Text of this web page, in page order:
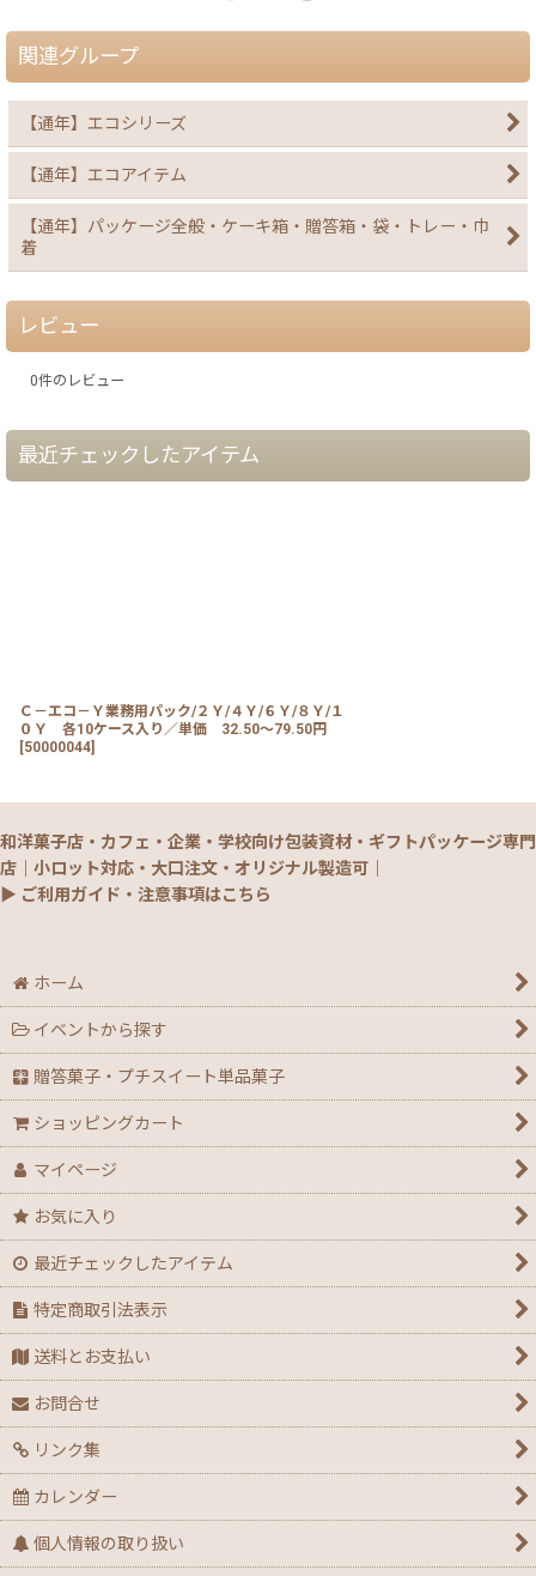
関連グループ
【通年】エコシリーズ
【通年】エコアイテム
【通年】パッケージ全般・ケーキ箱・贈答箱・袋・トレー・巾
着
レビュー
0件のレビュー
最近チェックしたアイテム
Ｃ－エコ－Ｙ業務用パック/２Ｙ/４Ｙ/６Ｙ/８Ｙ/１
０Ｙ 各10ケース入り／単価 32.50〜79.50円
[50000044]
和洋菓子店・カフェ・企業・学校向け包装資材・ギフトパッケージ専門
店｜小ロット対応・大口注文・オリジナル製造可｜
▶ ご利用ガイド・注意事項はこちら
ホーム
イベントから探す
贈答菓子・プチスイート単品菓子
ショッピングカート
マイページ
お気に入り
最近チェックしたアイテム
特定商取引法表示
送料とお支払い
お問合せ
リンク集
カレンダー
個人情報の取り扱い